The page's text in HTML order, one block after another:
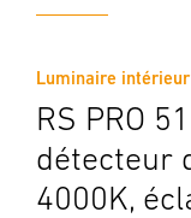
Luminaire
RS PRO
détecteur
4000K,